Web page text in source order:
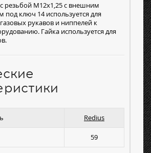
резьбой М12х1,25 с внешним
под ключ 14 используется для
рукавов и ниппелей к
Гайка используется для
Redius
59